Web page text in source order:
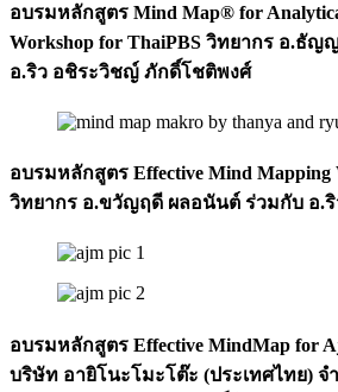
อบรมหลักสูตร Mind Map® for
Workshop for ThaiPBS วิทยากร อ.ธั
อ.ริว อชิระวิชญ์ ภักดิ์โชติพงศ์
อบรมหลักสูตร Effective Mind Mapping
วิทยากร อ.ขวัญฤดี ผลอนันต์ ร่วมกับ อ.
อบรมหลักสูตร Effective MindMap for
บริษัท อายิโนะโมะโต๊ะ (ประเทศไทย) จ